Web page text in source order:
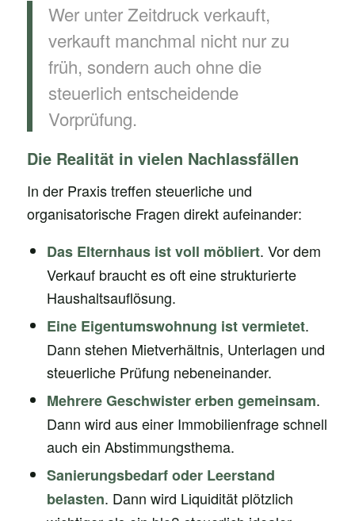
Wer unter Zeitdruck verkauft,
verkauft manchmal nicht nur zu
früh, sondern auch ohne die
steuerlich entscheidende
Vorprüfung.
Die Realität in vielen Nachlassfällen
In der Praxis treffen steuerliche und
organisatorische Fragen direkt aufeinander:
Das Elternhaus ist voll möbliert. Vor dem
Verkauf braucht es oft eine strukturierte
Haushaltsauflösung.
Eine Eigentumswohnung ist vermietet.
Dann stehen Mietverhältnis, Unterlagen und
steuerliche Prüfung nebeneinander.
Mehrere Geschwister erben gemeinsam.
Dann wird aus einer Immobilienfrage schnell
auch ein Abstimmungsthema.
Sanierungsbedarf oder Leerstand
belasten. Dann wird Liquidität plötzlich